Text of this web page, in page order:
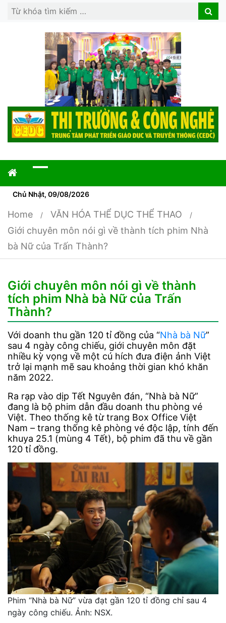
Search
Search
Chủ Nhật, 09/08/2026
Home
VĂN HÓA THỂ DỤC THỂ THAO
Giới chuyên môn nói gì về thành tích phim Nhà
bà Nữ của Trấn Thành?
Giới chuyên môn nói gì về thành
tích phim Nhà bà Nữ của Trấn
Thành?
Với doanh thu gần 120 tỉ đồng của “Nhà bà Nữ”
sau 4 ngày công chiếu, giới chuyên môn đặt
nhiều kỳ vọng về một cú hích đưa điện ảnh Việt
trở lại mạnh mẽ sau khoảng thời gian khó khăn
năm 2022.
Ra rạp vào dịp Tết Nguyên đán, “Nhà bà Nữ”
đang là bộ phim dẫn đầu doanh thu phòng vé
Việt. Theo thống kê từ trang Box Office Việt
Nam – trang thống kê phòng vé độc lập, tính đến
khuya 25.1 (mùng 4 Tết), bộ phim đã thu về gần
120 tỉ đồng.
Phim “Nhà bà Nữ” vừa đạt gần 120 tỉ đồng chỉ sau 4
ngày công chiếu. Ảnh: NSX.